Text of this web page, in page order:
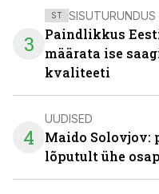
3
ST SISUTURUNDUS
Paindlikkus
määrata ise
kvaliteeti
4
UUDISED
Maido Solovjov:
lõputult ühe